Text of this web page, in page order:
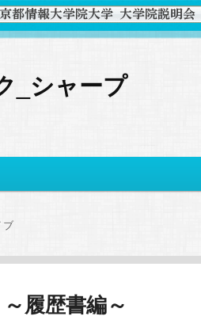
_シャープ
ブ
履歴書編～